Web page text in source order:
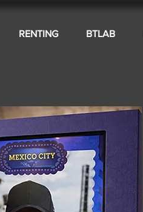
RENTING BTLAB